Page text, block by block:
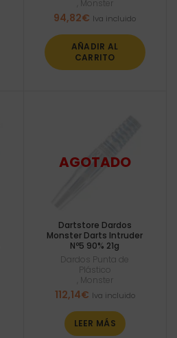
Monster
94,82€ Iva incluido
AÑADIR AL
CARRITO
Dartstore Dardos
Monster Darts Intruder
Nº5 90% 21g
Dardos Punta de
Plástico
Monster
112,14€ Iva incluido
LEER MÁS